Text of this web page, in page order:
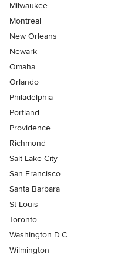
Milwaukee
Montreal
New Orleans
Newark
Omaha
Orlando
Philadelphia
Portland
Providence
Richmond
Salt Lake City
San Francisco
Santa Barbara
St Louis
Toronto
Washington D.C.
Wilmington